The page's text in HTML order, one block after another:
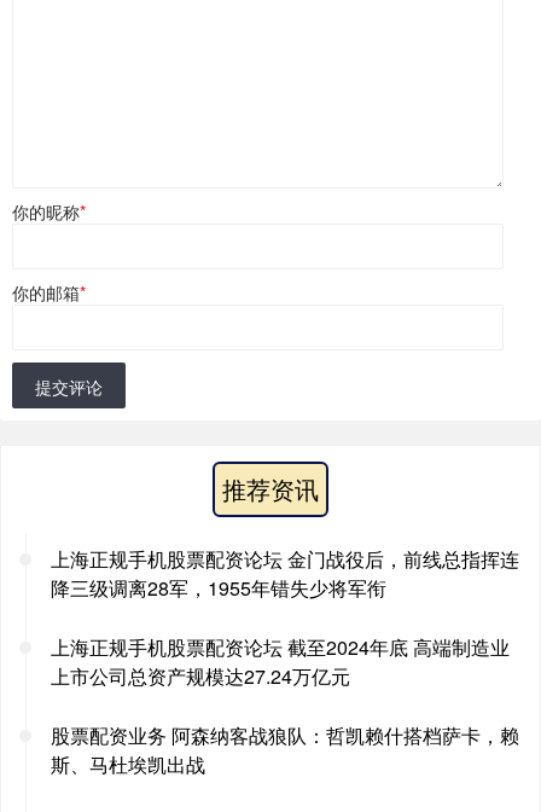
你的昵称*
你的邮箱*
提交评论
推荐资讯
上海正规手机股票配资论坛 金门战役后，前线总指挥连
降三级调离28军，1955年错失少将军衔
上海正规手机股票配资论坛 截至2024年底 高端制造业
上市公司总资产规模达27.24万亿元
股票配资业务 阿森纳客战狼队：哲凯赖什搭档萨卡，赖
斯、马杜埃凯出战